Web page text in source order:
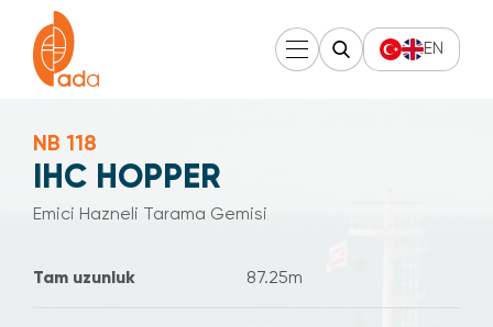
EN
NB 118
IHC HOPPER
Emici Hazneli Tarama Gemisi
Tam uzunluk 87.25m